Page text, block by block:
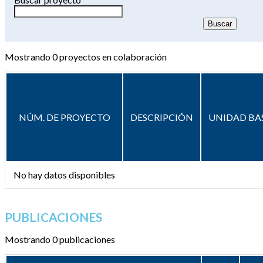
Mostrando0proyectos en colaboración
NÚM. DE PROYECTO DESCRIPCIÓN UNIDAD
No hay datos disponibles
PUBLICACIONES
Mostrando 0 publicaciones